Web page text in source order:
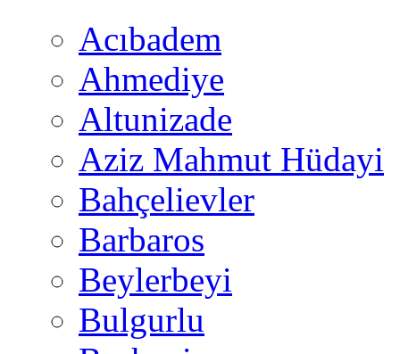
Acıbadem
Ahmediye
Altunizade
Aziz Mahmut Hüdayi
Bahçelievler
Barbaros
Beylerbeyi
Bulgurlu